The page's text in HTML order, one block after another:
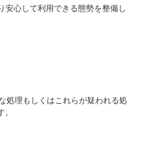
安心して利用できる態勢を整備し
処理もしくはこれらが疑われる処